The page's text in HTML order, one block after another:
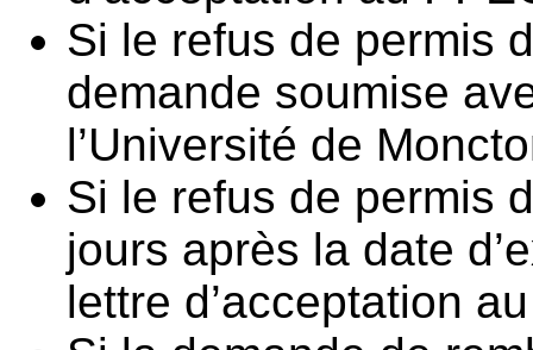
Si le refus de permis
demande soumise
l’Université de
Si le refus de permis
jours après la date
lettre d’acceptation